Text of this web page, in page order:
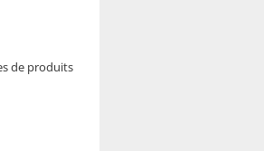
de produits